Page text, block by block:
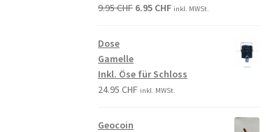
9.95CHF 6.95 CHF inkl. MWSt.
Dose
Gamelle
Inkl. Öse für Schloss
24.95CHF inkl. MWSt.
Geocoin